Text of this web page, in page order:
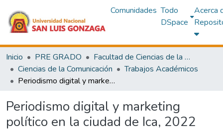
Comunidades Todo
DSpace
Acerca
Inicio PRE GRADO
Facultad de Ciencias de la Comunicación,Turismo y Arqueología
Ciencias de la Comunicación
Trabajos Académicos
Periodismo digital y marketing político en la ciudad de Ica, 2022
Periodismo digital y marketing
político en la ciudad de Ica, 2022